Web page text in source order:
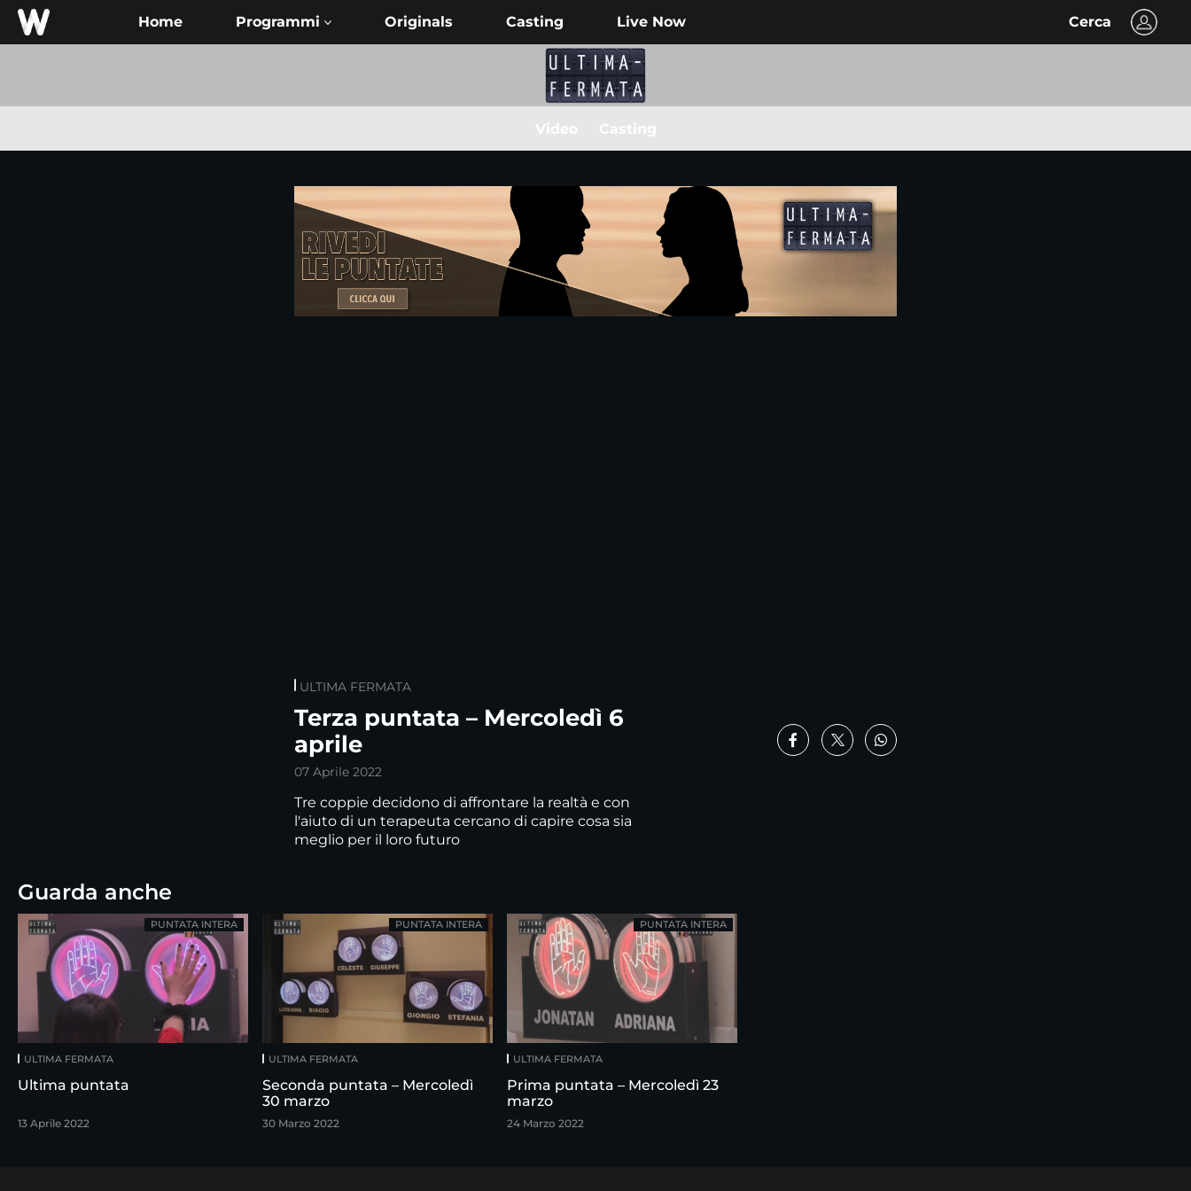
Home Originals Casting Live Now Cerca
Video Casting
ULTIMA FERMATA
Terza puntata – Mercoledì 6
aprile
07 Aprile 2022
Tre coppie decidono di affrontare la realtà e con
l'aiuto di un terapeuta cercano di capire cosa sia
meglio per il loro futuro
Guarda anche
ULTIMA FERMATA
Ultima puntata
13 Aprile 2022
PUNTATA INTERA
ULTIMA FERMATA
Seconda puntata – Mercoledì
30 marzo
30 Marzo 2022
PUNTATA INTERA
ULTIMA FERMATA
Prima puntata – Mercoledì 23
marzo
24 Marzo 2022
PUNTATA INTERA